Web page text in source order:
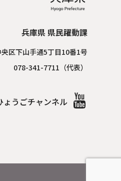
兵庫県 県民躍動課
区下山手通5丁目10番1号
078-341-7711（代表）
ょうごチャンネル